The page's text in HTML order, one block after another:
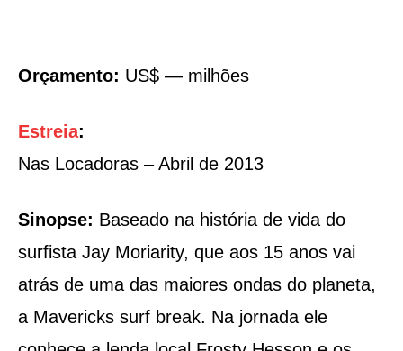
Orçamento: US$ — milhões
Estreia:
Nas Locadoras – Abril de 2013
Sinopse: Baseado na história de vida do
surfista Jay Moriarity, que aos 15 anos vai
atrás de uma das maiores ondas do planeta,
a Mavericks surf break. Na jornada ele